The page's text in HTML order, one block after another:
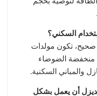
صحيح، تكون مولدات
منخفضة الضوضاء
والمباني السكنية.
أن يعمل بشكل